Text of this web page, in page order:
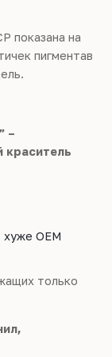
показана на
пигментав
–
OEM
только